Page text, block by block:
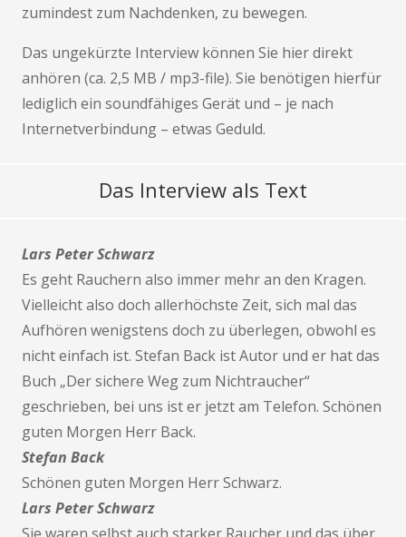
zumindest zum Nachdenken, zu bewegen.
Das ungekürzte Interview können Sie hier direkt
anhören (ca. 2,5 MB / mp3-file). Sie benötigen hierfür
lediglich ein soundfähiges Gerät und – je nach
Internetverbindung – etwas Geduld.
Das Interview als Text
Lars Peter Schwarz
Es geht Rauchern also immer mehr an den Kragen.
Vielleicht also doch allerhöchste Zeit, sich mal das
Aufhören wenigstens doch zu überlegen, obwohl es
nicht einfach ist. Stefan Back ist Autor und er hat das
Buch „Der sichere Weg zum Nichtraucher“
geschrieben, bei uns ist er jetzt am Telefon. Schönen
guten Morgen Herr Back.
Stefan Back
Schönen guten Morgen Herr Schwarz.
Lars Peter Schwarz